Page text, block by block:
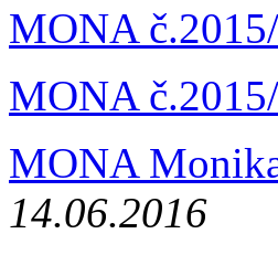
MONA
MONA
MONA
14.06.2016